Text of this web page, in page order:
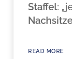
Staffel:
READ MORE